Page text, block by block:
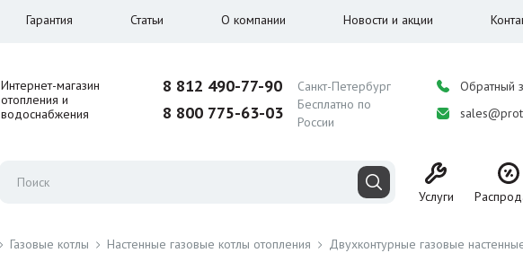
Гарантия Статьи О компании Новости и акции
Интернет-магазин
отопления и
водоснабжения
8 812 490-77-90 Санкт-Петербург
8 800 775-63-03
Бесплатно по
России
Обратный
Услуги
Газовые котлы Настенные газовые котлы отопления
Двухконтурные газовые